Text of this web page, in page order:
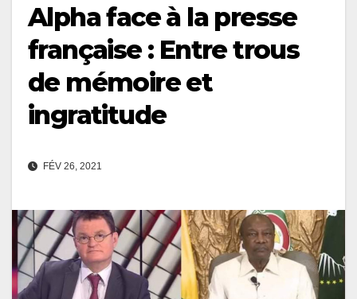
Alpha face à la presse
française : Entre trous
de mémoire et
ingratitude
FÉV 26, 2021